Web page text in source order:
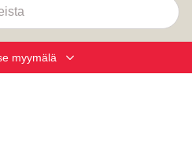
myymälä